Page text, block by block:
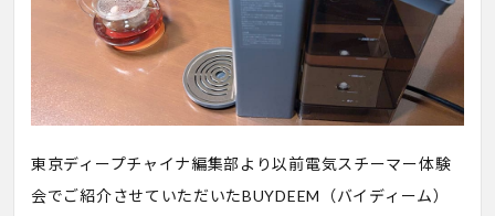
東京ディープチャイナ編集部より以前電気スチーマー体験
会でご紹介させていただいたBUYDEEM（バイディーム）